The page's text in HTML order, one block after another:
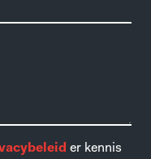
er kennis